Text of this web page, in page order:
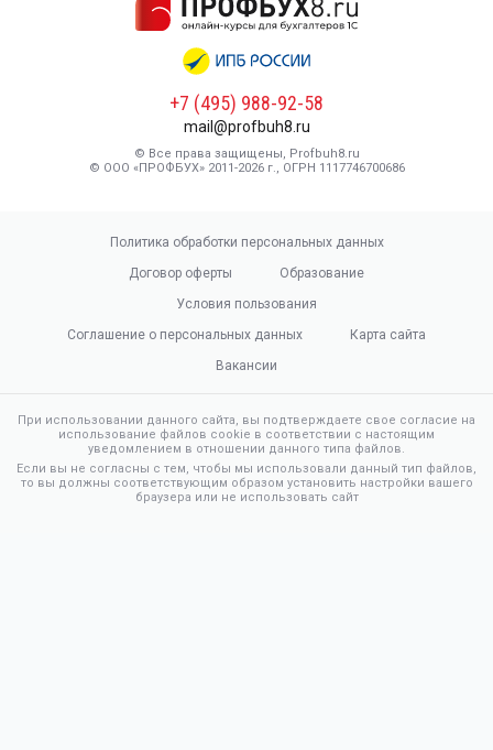
+7 (495) 988-92-58
mail@profbuh8.ru
© Все права защищены, Profbuh8.ru
© ООО «ПРОФБУХ» 2011-2026 г., ОГРН 1117746700686
Политика обработки персональных данных
Договор оферты
Образование
Условия пользования
Соглашение о персональных данных
Карта сайта
Вакансии
При использовании данного сайта, вы подтверждаете свое согласие на
использование файлов cookie в соответствии с настоящим
уведомлением в отношении данного типа файлов.
Если вы не согласны с тем, чтобы мы использовали данный тип файлов,
то вы должны соответствующим образом установить настройки вашего
браузера или не использовать сайт